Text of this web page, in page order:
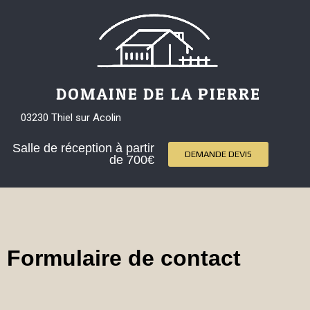
DOMAINE DE LA PIERRE
03230 Thiel sur Acolin
Salle de réception à partir
de 700€
DEMANDE DEVIS
Formulaire de contact